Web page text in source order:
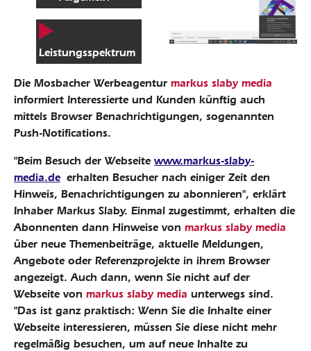
Leistungsspektrum
Die Mosbacher Werbeagentur markus slaby media
informiert Interessierte und Kunden künftig auch
mittels Browser Benachrichtigungen, sogenannten
Push-Notifications.
"Beim Besuch der Webseite www.markus-slaby-
media.de erhalten Besucher nach einiger Zeit den
Hinweis, Benachrichtigungen zu abonnieren", erklärt
Inhaber Markus Slaby. Einmal zugestimmt, erhalten die
Abonnenten dann Hinweise von markus slaby media
über neue Themenbeiträge, aktuelle Meldungen,
Angebote oder Referenzprojekte in ihrem Browser
angezeigt. Auch dann, wenn Sie nicht auf der
Webseite von markus slaby media unterwegs sind.
"Das ist ganz praktisch: Wenn Sie die Inhalte einer
Webseite interessieren, müssen Sie diese nicht mehr
regelmäßig besuchen, um auf neue Inhalte zu